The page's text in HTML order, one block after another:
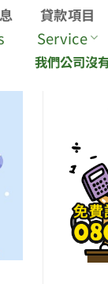
貸款項目
Service
公司沒有配合任